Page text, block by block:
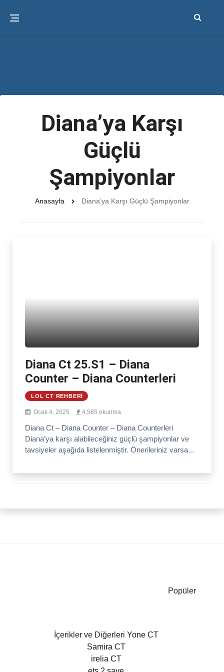
Diana’ya Karşı
Güçlü
Şampiyonlar
Anasayfa Diana’ya Karşı Güçlü Şampiyonlar
Diana Ct 25.S1 – Diana
Counter – Diana Counterleri
LOL CT REHBERI
Ocak 4, 2025 4,585 okunma
Diana Ct – Diana Counter – Diana Counterleri
Diana’ya karşı alabileceğiniz güçlü şampiyonlar ve
tavsiyeler aşağıda listelenmiştir. Önerileriniz varsa...
Popüler
İçerikler ve Diğerleri Yone CT
Samira CT
irelia CT